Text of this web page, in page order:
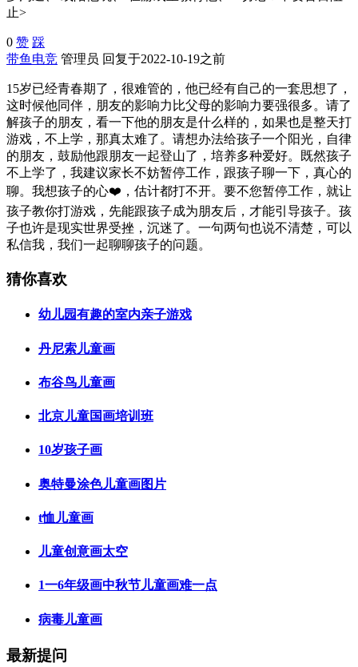
止>
0 赞 踩
带鱼电竞 管理员 回复于2022-10-19之前
15岁已经青春期了，很难管的，他已经有自己的一套思想了，
这时候他同伴，朋友的影响力比父母的影响力要强很多。请了
解孩子的朋友，看一下他的朋友是什么样的，如果也是整天打
游戏，不上学，那真太难了。请想办法给孩子一个阳光，自律
的朋友，鼓励他跟朋友一起登山了，培养多种爱好。既然孩子
不上学了，我建议家长不妨暂停工作，跟孩子聊一下，真心的
聊。我想孩子的心❤️，估计都打不开。要不您暂停工作，就让
孩子教你打游戏，先能跟孩子成为朋友后，才能引导孩子。孩
子也许是现实世界受挫，沉迷了。一句两句也说不清楚，可以
私信我，我们一起聊聊孩子的问题。
猜你喜欢
幼儿园有趣的室内亲子游戏
丹尼索儿童画
布谷鸟儿童画
北京儿童国画培训班
10岁孩子画
奥特曼涂色儿童画图片
t恤儿童画
儿童创意画太空
1一6年级画中秋节儿童画难一点
病毒儿童画
最新提问